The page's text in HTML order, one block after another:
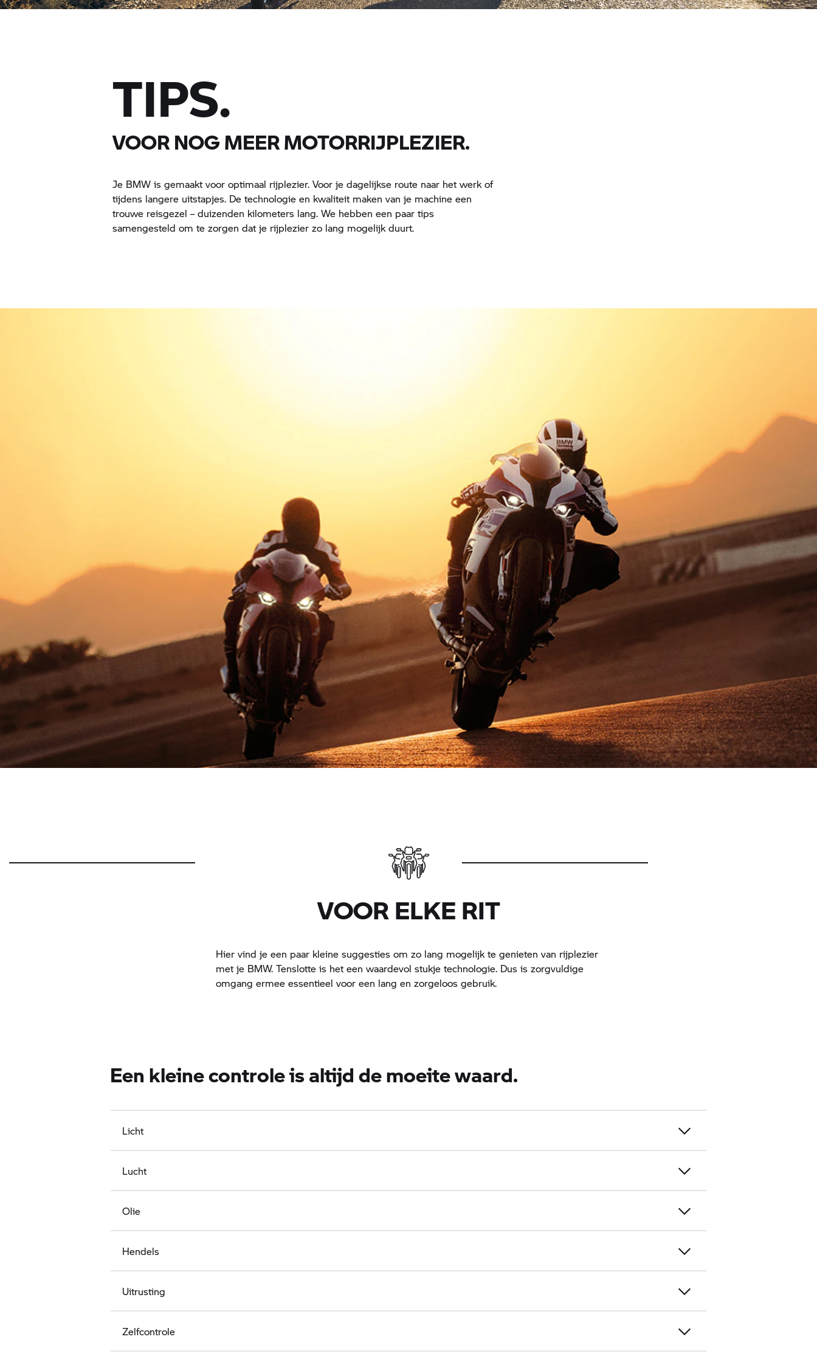
TIPS.
VOOR NOG MEER MOTORRIJPLEZIER.
Je BMW is gemaakt voor optimaal rijplezier. Voor je dagelijkse route naar het werk of
tijdens langere uitstapjes. De technologie en kwaliteit maken van je machine een
trouwe reisgezel – duizenden kilometers lang. We hebben een paar tips
samengesteld om te zorgen dat je rijplezier zo lang mogelijk duurt.
VOOR ELKE RIT
Hier vind je een paar kleine suggesties om zo lang mogelijk te genieten van rijplezier
met je BMW. Tenslotte is het een waardevol stukje technologie. Dus is zorgvuldige
omgang ermee essentieel voor een lang en zorgeloos gebruik.
Een kleine controle is altijd de moeite waard.
Licht
Lucht
Olie
Hendels
Uitrusting
Zelfcontrole